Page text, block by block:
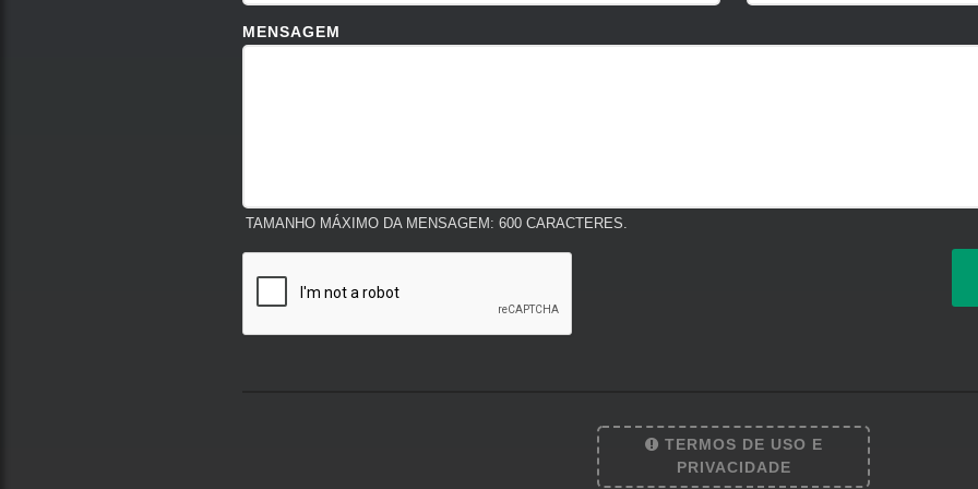
MENSAGEM
TAMANHO MÁXIMO DA MENSAGEM: 600 CARACTERES.
TERMOS DE USO E
PRIVACIDADE